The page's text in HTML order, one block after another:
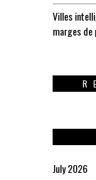
Villes
marges de
July 2026